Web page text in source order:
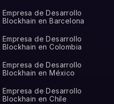
Empresa de Desarrollo
Blockhain en Barcelona
Empresa de Desarrollo
Blockhain en Colombia
Empresa de Desarrollo
Blockhain en México
Empresa de Desarrollo
Blockhain en Chile